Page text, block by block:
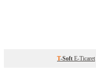
T-Soft E-Ticaret